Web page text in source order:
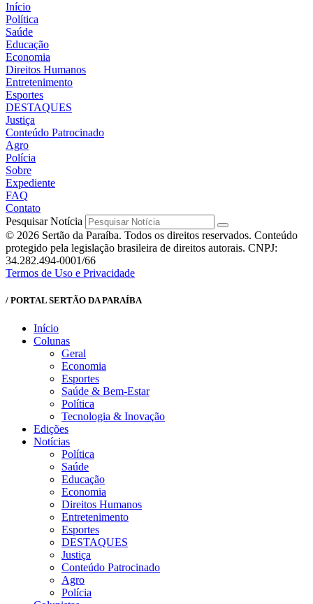
Início
Política
Saúde
Educação
Economia
Direitos Humanos
Entretenimento
Esportes
DESTAQUES
Justiça
Conteúdo Patrocinado
Agro
Polícia
Sobre
Expediente
FAQ
Contato
Pesquisar Notícia
© 2026 Sertão da Paraíba. Todos os direitos reservados. Conteúdo
protegido pela legislação brasileira de direitos autorais. CNPJ:
34.282.494-0001/66
Termos de Uso e Privacidade
/ PORTAL SERTÃO DA PARAÍBA
Início
Colunas
Geral
Economia
Esportes
Saúde & Bem-Estar
Política
Tecnologia & Inovação
Edições
Notícias
Política
Saúde
Educação
Economia
Direitos Humanos
Entretenimento
Esportes
DESTAQUES
Justiça
Conteúdo Patrocinado
Agro
Polícia